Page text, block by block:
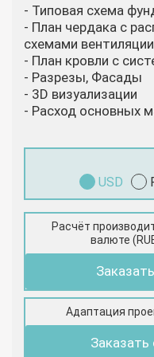
- Типовая схема
- План чердака с
схемами вентиляции
- План кровли с
- Разрезы, Фасады
- 3D визуализации
- Расход основных
USD
Расчёт
валюте
Адаптация
Заказать